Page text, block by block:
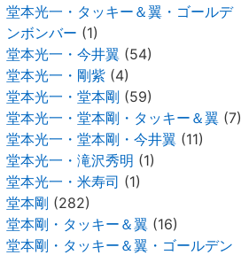
堂本光一・タッキー＆翼・ゴールデ
ンボンバー (1)
堂本光一・今井翼 (54)
堂本光一・剛紫 (4)
堂本光一・堂本剛 (59)
堂本光一・堂本剛・タッキー＆翼 (7)
堂本光一・堂本剛・今井翼 (11)
堂本光一・滝沢秀明 (1)
堂本光一・米寿司 (1)
堂本剛 (282)
堂本剛・タッキー＆翼 (16)
堂本剛・タッキー＆翼・ゴールデン